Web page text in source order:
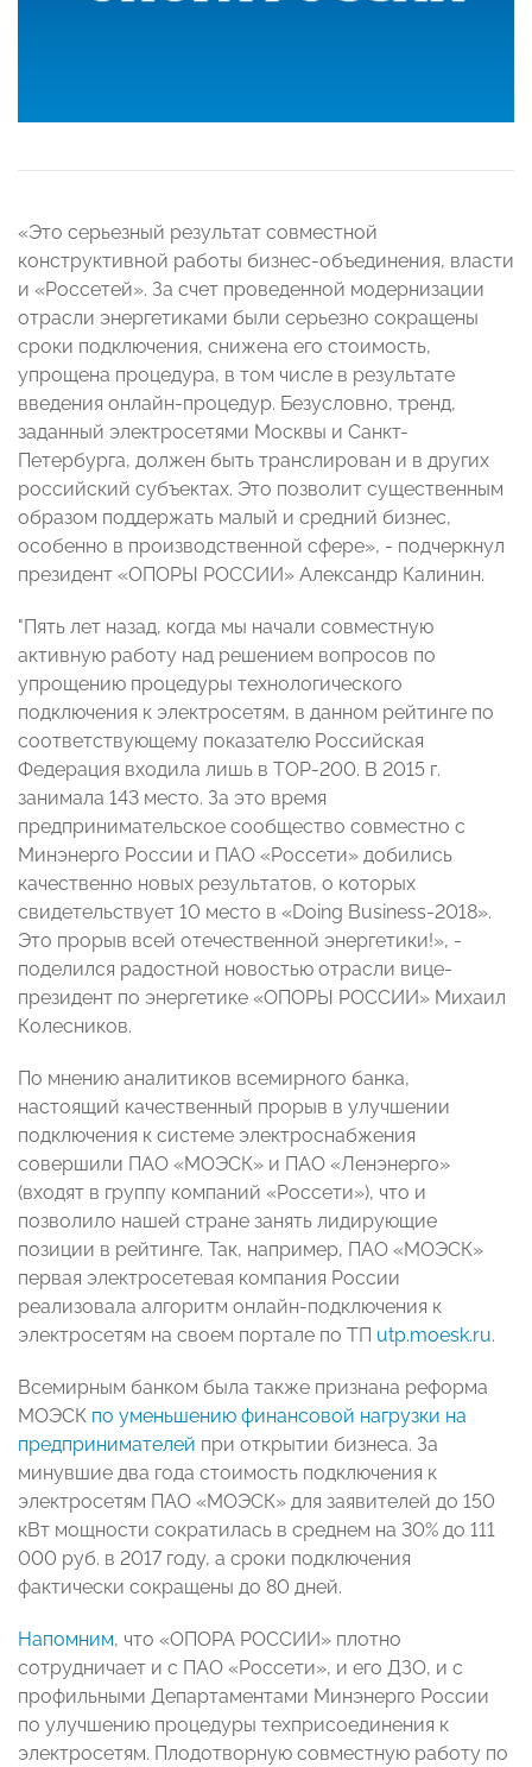
«Это серьезный результат совместной
конструктивной работы бизнес-объединения, власти
и «Россетей». За счет проведенной модернизации
отрасли энергетиками были серьезно сокращены
сроки подключения, снижена его стоимость,
упрощена процедура, в том числе в результате
введения онлайн-процедур. Безусловно, тренд,
заданный электросетями Москвы и Санкт-
Петербурга, должен быть транслирован и в других
российский субъектах. Это позволит существенным
образом поддержать малый и средний бизнес,
особенно в производственной сфере», - подчеркнул
президент «ОПОРЫ РОССИИ» Александр Калинин.
"Пять лет назад, когда мы начали совместную
активную работу над решением вопросов по
упрощению процедуры технологического
подключения к электросетям, в данном рейтинге по
соответствующему показателю Российская
Федерация входила лишь в ТОР-200. В 2015 г.
занимала 143 место. За это время
предпринимательское сообщество совместно с
Минэнерго России и ПАО «Россети» добились
качественно новых результатов, о которых
свидетельствует 10 место в «Doing Business-2018».
Это прорыв всей отечественной энергетики!», -
поделился радостной новостью отрасли вице-
президент по энергетике «ОПОРЫ РОССИИ» Михаил
Колесников.
По мнению аналитиков всемирного банка,
настоящий качественный прорыв в улучшении
подключения к системе электроснабжения
совершили ПАО «МОЭСК» и ПАО «Ленэнерго»
(входят в группу компаний «Россети»), что и
позволило нашей стране занять лидирующие
позиции в рейтинге. Так, например, ПАО «МОЭСК»
первая электросетевая компания России
реализовала алгоритм онлайн-подключения к
электросетям на своем портале по ТП utp.moesk.ru.
Всемирным банком была также признана реформа
МОЭСК по уменьшению финансовой нагрузки на
предпринимателей при открытии бизнеса. За
минувшие два года стоимость подключения к
электросетям ПАО «МОЭСК» для заявителей до 150
кВт мощности сократилась в среднем на 30% до 111
000 руб. в 2017 году, а сроки подключения
фактически сокращены до 80 дней.
Напомним, что «ОПОРА РОССИИ» плотно
сотрудничает и с ПАО «Россети», и его ДЗО, и с
профильными Департаментами Минэнерго России
по улучшению процедуры техприсоединения к
электросетям. Плодотворную совместную работу по